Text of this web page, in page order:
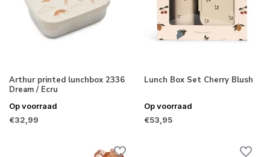
Arthur printed lunchbox 2336
Dream / Ecru
Op voorraad
€32,99
Lunch Box Set Cherry Blush
Op voorraad
€53,95